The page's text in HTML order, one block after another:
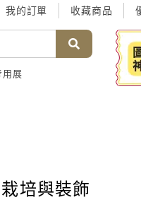
我的訂單 收藏商品
用展
培與裝飾